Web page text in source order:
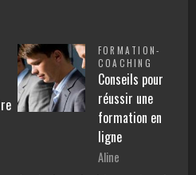
FORMATION-
COACHING
Conseils pour
réussir une
formation en
ligne
Aline